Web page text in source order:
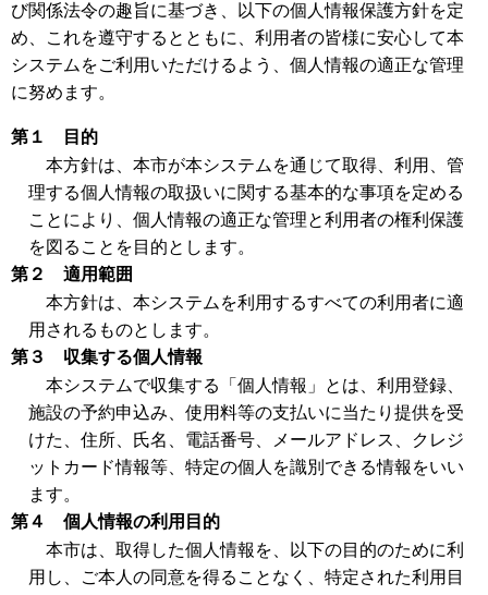
び関係法令の趣旨に基づき、以下の個人情報保護方針を定
め、これを遵守するとともに、利用者の皆様に安心して本
システムをご利用いただけるよう、個人情報の適正な管理
に努めます。
第１ 目的
本方針は、本市が本システムを通じて取得、利用、管
理する個人情報の取扱いに関する基本的な事項を定める
ことにより、個人情報の適正な管理と利用者の権利保護
を図ることを目的とします。
第２ 適用範囲
本方針は、本システムを利用するすべての利用者に適
用されるものとします。
第３ 収集する個人情報
本システムで収集する「個人情報」とは、利用登録、
施設の予約申込み、使用料等の支払いに当たり提供を受
けた、住所、氏名、電話番号、メールアドレス、クレジ
ットカード情報等、特定の個人を識別できる情報をいい
ます。
第４ 個人情報の利用目的
本市は、取得した個人情報を、以下の目的のために利
用し、ご本人の同意を得ることなく、特定された利用目